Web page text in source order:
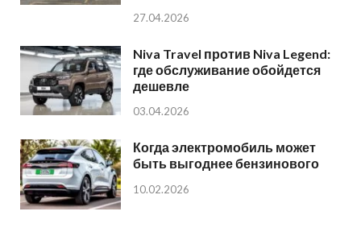
27.04.2026
Niva Travel против Niva Legend:
где обслуживание обойдется
дешевле
03.04.2026
Когда электромобиль может
быть выгоднее бензинового
10.02.2026